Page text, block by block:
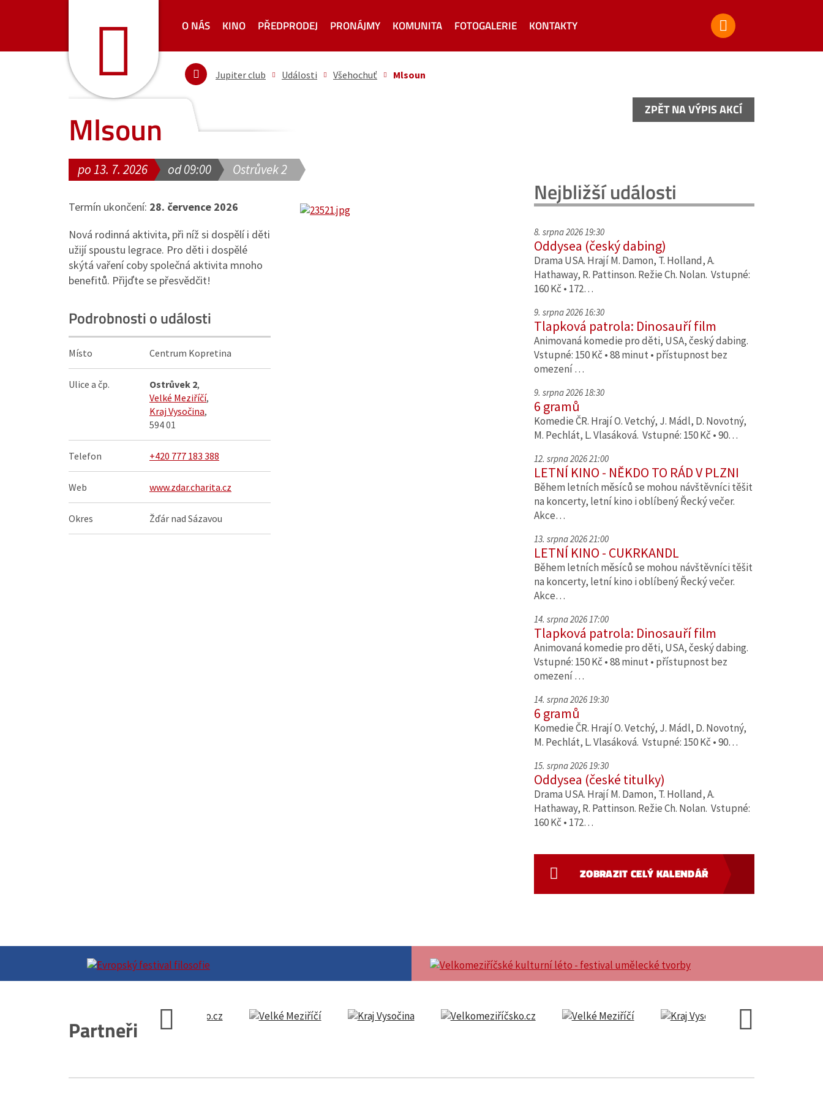
O NÁS KINO PŘEDPRODEJ PRONÁJMY KOMUNITA FOTOGALERIE KONTAKTY
Jupiter club Události Všehochuť Mlsoun
Mlsoun ZPĚT NA VÝPIS AKCÍ
po 13. 7. 2026 od 09:00 Ostrůvek 2
Termín ukončení: 28. července 2026
Nová rodinná aktivita, při níž si dospělí i děti
užijí spoustu legrace. Pro děti i dospělé
skýtá vaření coby společná aktivita mnoho
benefitů. Přijďte se přesvědčit!
Podrobnosti o události
Místo Centrum Kopretina
Ulice a čp. Ostrůvek 2,
Velké Meziříčí,
Kraj Vysočina,
594 01
Telefon +420 777 183 388
Web www.zdar.charita.cz
Okres Žďár nad Sázavou
ZPĚT NA VÝPIS AKCÍ
Nejbližší události
8. srpna 2026 19:30
Oddysea (český dabing)
Drama USA. Hrají M. Damon, T. Holland, A.
Hathaway, R. Pattinson. Režie Ch. Nolan. Vstupné:
160 Kč • 172…
9. srpna 2026 16:30
Tlapková patrola: Dinosauří film
Animovaná komedie pro děti, USA, český dabing.
Vstupné: 150 Kč • 88 minut • přístupnost bez
omezení …
9. srpna 2026 18:30
6 gramů
Komedie ČR. Hrají O. Vetchý, J. Mádl, D. Novotný,
M. Pechlát, L. Vlasáková. Vstupné: 150 Kč • 90…
12. srpna 2026 21:00
LETNÍ KINO - NĚKDO TO RÁD V PLZNI
Během letních měsíců se mohou návštěvníci těšit
na koncerty, letní kino i oblíbený Řecký večer.
Akce…
13. srpna 2026 21:00
LETNÍ KINO - CUKRKANDL
Během letních měsíců se mohou návštěvníci těšit
na koncerty, letní kino i oblíbený Řecký večer.
Akce…
14. srpna 2026 17:00
Tlapková patrola: Dinosauří film
Animovaná komedie pro děti, USA, český dabing.
Vstupné: 150 Kč • 88 minut • přístupnost bez
omezení …
14. srpna 2026 19:30
6 gramů
Komedie ČR. Hrají O. Vetchý, J. Mádl, D. Novotný,
M. Pechlát, L. Vlasáková. Vstupné: 150 Kč • 90…
15. srpna 2026 19:30
Oddysea (české titulky)
Drama USA. Hrají M. Damon, T. Holland, A.
Hathaway, R. Pattinson. Režie Ch. Nolan. Vstupné:
160 Kč • 172…
ZOBRAZIT CELÝ KALENDÁŘ
Partneři